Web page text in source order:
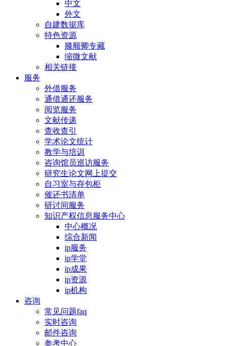
中文
外文
自建数据库
特色资源
滕顺卿专藏
缩微文献
相关链接
服务
外借服务
通借通还服务
阅览服务
文献传递
查收查引
学术论文统计
教学与培训
咨询馆员巡访服务
研究生论文网上提交
自习室与存包柜
催还书清单
研讨间服务
知识产权信息服务中心
中心概况
综合新闻
ip服务
ip学堂
ip成果
ip资源
ip机构
咨询
常见问题faq
实时咨询
邮件咨询
参考中心